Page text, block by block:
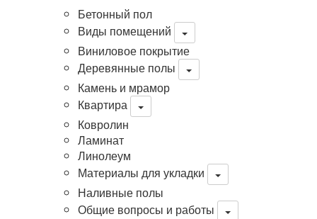
Бетонный пол
Виды помещений
Виниловое покрытие
Деревянные полы
Камень и мрамор
Квартира
Ковролин
Ламинат
Линолеум
Материалы для укладки
Наливные полы
Общие вопросы и работы